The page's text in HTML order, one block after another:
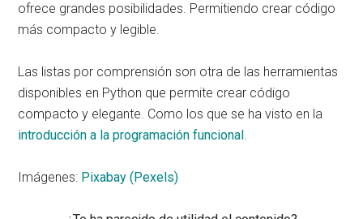
ofrece grandes posibilidades. Permitiendo crear código
más compacto y legible.
Las listas por comprensión son otra de las herramientas
disponibles en Python que permite crear código
compacto y elegante. Como los que se ha visto en la
introducción a la programación funcional.
Imágenes: Pixabay (Pexels)